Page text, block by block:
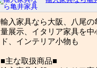
輸入家具なら大阪、八尾
量展示、イタリア家具を
ド、インテリア小物も
■主な取扱商品■